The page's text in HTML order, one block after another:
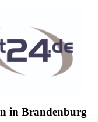
in Brandenburg